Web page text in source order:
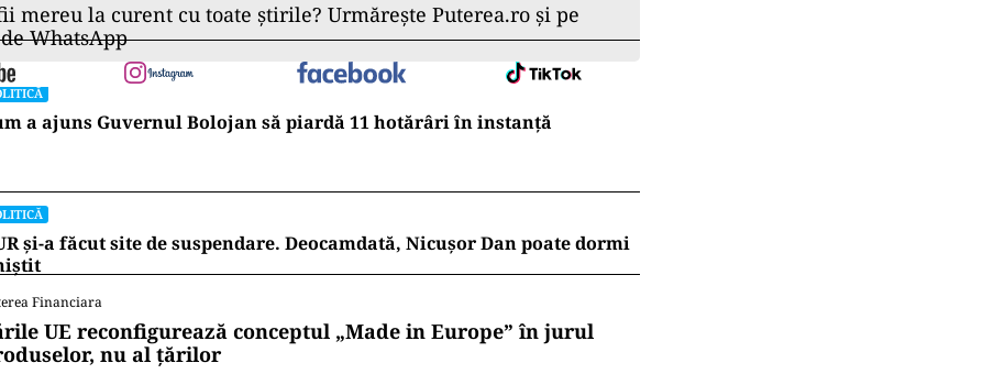
mereu la curent cu toate știrile? Urmărește Puterea.ro și pe
WhatsApp
a ajuns Guvernul Bolojan să piardă 11 hotărâri în instanță
și-a făcut site de suspendare. Deocamdată, Nicușor Dan poate dormi
Financiara
UE reconfigurează conceptul „Made in Europe” în jurul
nu al țărilor